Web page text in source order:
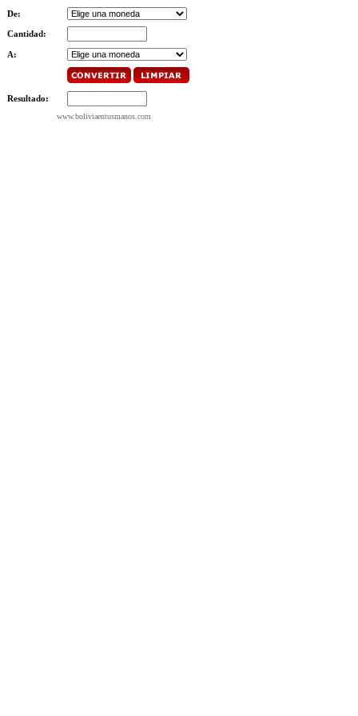
De:
Cantidad:
A:
Resultado:
www.boliviaentusmanos.com